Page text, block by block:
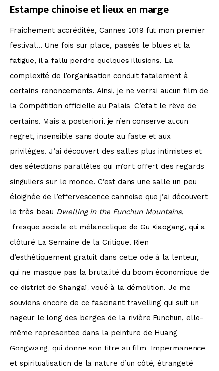
Estampe chinoise et lieux en marge
Fraîchement accréditée, Cannes 2019 fut mon premier
festival… Une fois sur place, passés le blues et la
fatigue, il a fallu perdre quelques illusions. La
complexité de l’organisation conduit fatalement à
certains renoncements. Ainsi, je ne verrai aucun film de
la Compétition officielle au Palais. C’était le rêve de
certains. Mais a posteriori, je n’en conserve aucun
regret, insensible sans doute au faste et aux
privilèges. J’ai découvert des salles plus intimistes et
des sélections parallèles qui m’ont offert des regards
singuliers sur le monde. C’est dans une salle un peu
éloignée de l’effervescence cannoise que j’ai découvert
le très beau Dwelling in the Funchun Mountains,
fresque sociale et mélancolique de Gu Xiaogang, qui a
clôturé La Semaine de la Critique. Rien
d’esthétiquement gratuit dans cette ode à la lenteur,
qui ne masque pas la brutalité du boom économique de
ce district de Shangaï, voué à la démolition. Je me
souviens encore de ce fascinant travelling qui suit un
nageur le long des berges de la rivière Funchun, elle-
même représentée dans la peinture de Huang
Gongwang, qui donne son titre au film. Impermanence
et spiritualisation de la nature d’un côté, étrangeté